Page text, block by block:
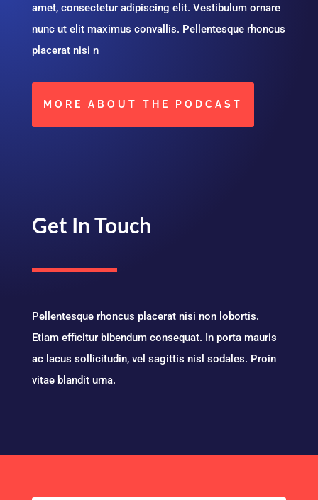
amet, consectetur adipiscing elit. Vestibulum ornare
nunc ut elit maximus convallis. Pellentesque rhoncus
placerat nisi n
MORE ABOUT THE PODCAST
Get In Touch
Pellentesque rhoncus placerat nisi non lobortis.
Etiam efficitur bibendum consequat. In porta mauris
ac lacus sollicitudin, vel sagittis nisl sodales. Proin
vitae blandit urna.